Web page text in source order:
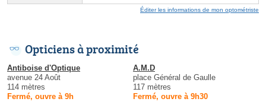
Éditer les informations de mon optométriste
Opticiens à proximité
Antiboise d'Optique
avenue 24 Août
114 mètres
Fermé, ouvre à 9h
A.M.D
place Général de Gaulle
117 mètres
Fermé, ouvre à 9h30